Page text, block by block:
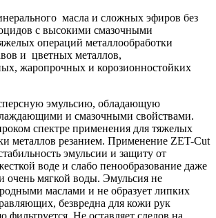
масла и сложных эфиров без
с высокими смазочными
операций металлообработки
и цветных металлов,
жаропрочных и корозионностойких
эмульсию, обладающую
и смазочными свойствами.
спектре применения для тяжелых
металлов резанием. Применение ZET-Cut
эмульсии и защиту от
воде и слабо пенообразование даже
очень мягкой воды. Эмульсия не
маслами и не образует липких
безвредна для кожи рук
фильтруется. Не оставляет следов на